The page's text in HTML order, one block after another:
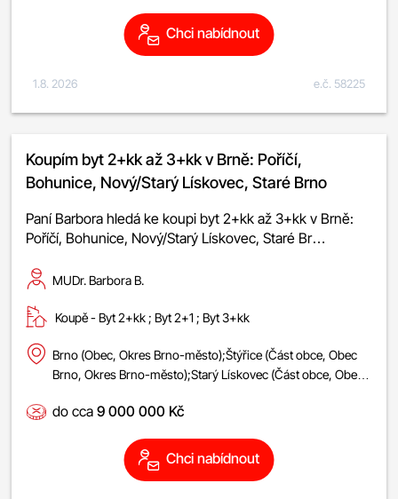
Chci nabídnout
1.8. 2026 e.č. 58225
Koupím byt 2+kk až 3+kk v Brně: Poříčí,
Bohunice, Nový/Starý Lískovec, Staré Brno
Paní Barbora hledá ke koupi byt 2+kk až 3+kk v Brně:
Poříčí, Bohunice, Nový/Starý Lískovec, Staré Br…
MUDr. Barbora B.
Koupě - byt 2+kk ; byt 2+1 ; byt 3+kk
Brno (Obec, Okres Brno-město);Štýřice (Část obce, Obec
Brno, Okres Brno-město);Starý Lískovec (Část obce, Obec
Brno, Okres Brno-město);Staré Brno (Část obce, Obec
do cca9 000 000 Kč
Chci nabídnout